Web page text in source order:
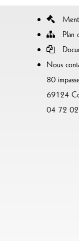
Plan
Nous
80
69124
04 72